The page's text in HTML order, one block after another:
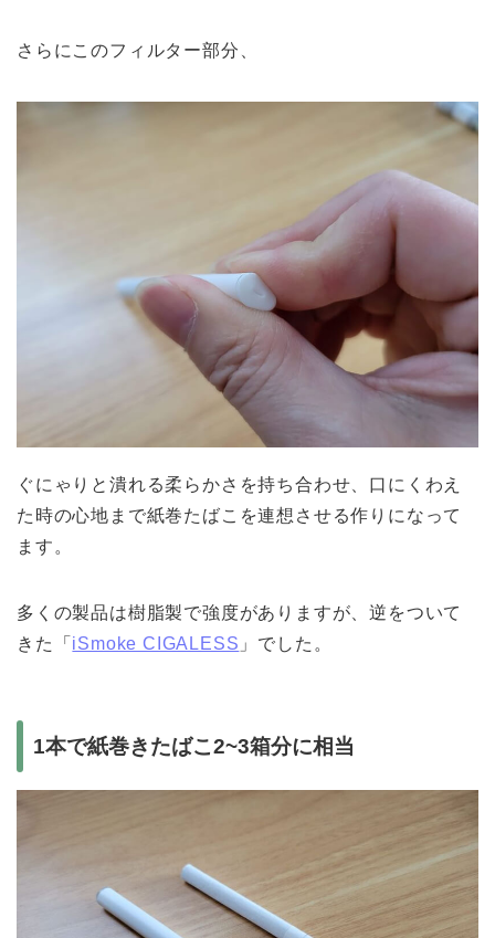
さらにこのフィルター部分、
ぐにゃりと潰れる柔らかさを持ち合わせ、口にくわえ
た時の心地まで紙巻たばこを連想させる作りになって
ます。
多くの製品は樹脂製で強度がありますが、逆をついて
きた「 iSmoke CIGALESS 」でした。
1本で紙巻きたばこ2~3箱分に相当